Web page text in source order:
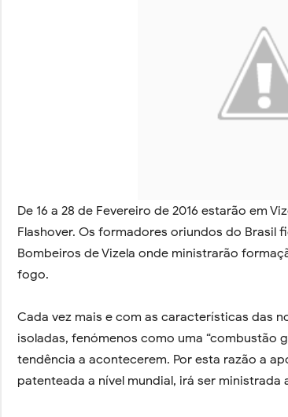
De 16 a 28 de Fevereiro de 2016 estarão em
Flashover. Os formadores oriundos do Brasil
Bombeiros de Vizela onde ministrarão
fogo.
Cada vez mais e com as características das
isoladas, fenómenos como uma “combustão
tendência a acontecerem. Por esta razão a
patenteada a nível mundial, irá ser ministrada